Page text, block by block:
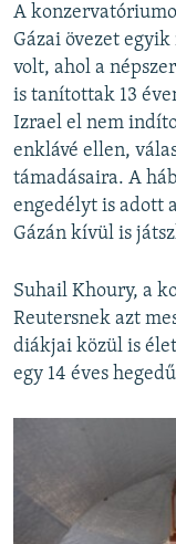
A
Gázai övezet
volt, ahol a
is tanítottak 13
Izrael el nem
enklávé ellen,
támadásaira. A
engedélyt is adott
Gázán kívül is
Suhail Khoury, a
Reutersnek azt
diákjai közül is
egy 14 éves